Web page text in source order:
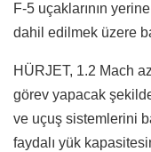
F-5 uçaklarının
dahil edilmek üzere
HÜRJET, 1.2 Mach
görev yapacak
ve uçuş sistemlerini
faydalı yük